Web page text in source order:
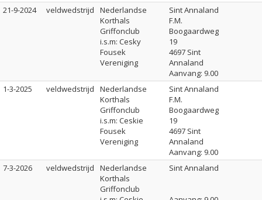
21-9-2024 veldwedstrijd
Nederlandse
Korthals
Griffonclub
i.s.m: Cesky
Fousek
Vereniging
Sint Annaland
F.M.
Boogaardweg
19
4697 Sint
Annaland
Aanvang: 9.00
1-3-2025
veldwedstrijd
Nederlandse
Korthals
Griffonclub
i.s.m: Ceskie
Fousek
Vereniging
Sint Annaland
F.M.
Boogaardweg
19
4697 Sint
Annaland
Aanvang: 9.00
7-3-2026
veldwedstrijd
Nederlandse
Korthals
Griffonclub
Sint Annaland